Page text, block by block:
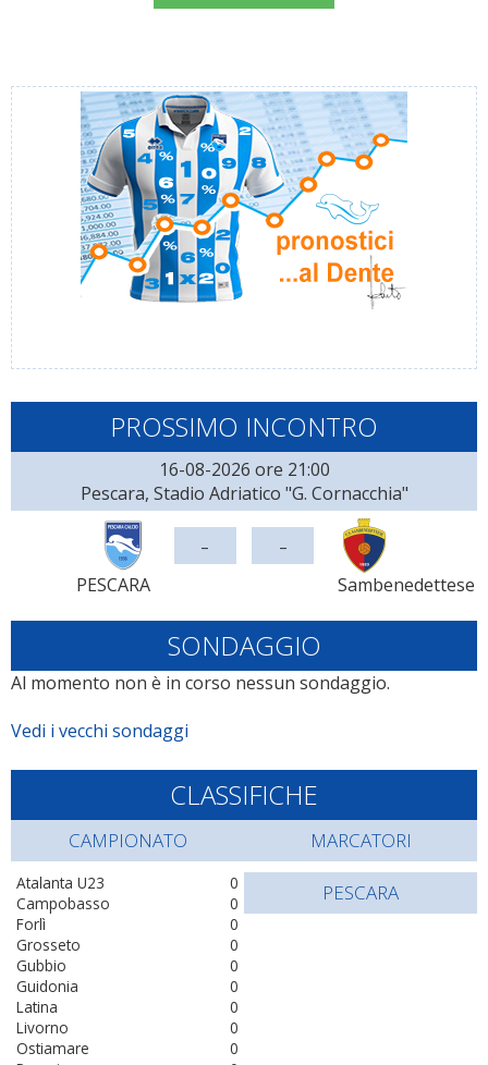
PROSSIMO INCONTRO
16-08-2026 ore 21:00
Pescara, Stadio Adriatico "G. Cornacchia"
PESCARA
- -
Sambenedettese
SONDAGGIO
Al momento non è in corso nessun sondaggio.
Vedi i vecchi sondaggi
CLASSIFICHE
CAMPIONATO
0
Atalanta U23
0
Campobasso
0
Forlì
0
Grosseto
0
Gubbio
0
Guidonia
0
Latina
0
Livorno
0
Ostiamare
MARCATORI
PESCARA